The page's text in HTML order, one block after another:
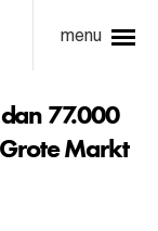
menu
77.000
Markt